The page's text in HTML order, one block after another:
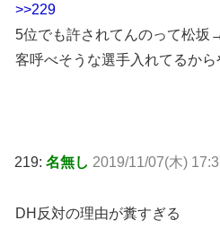
>>229
5位でも許されてんのって松
客呼べそうな選手入れてるから
219: 名無し 2019/11/07(木)
DH反対の理由が糞すぎる